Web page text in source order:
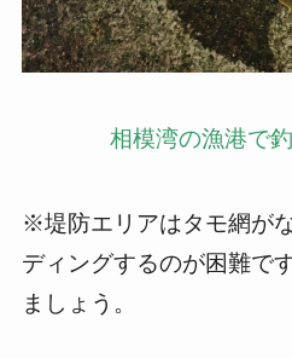
相模湾の漁港で
※堤防エリアはタモ網が
ディングするのが困難で
ましょう。